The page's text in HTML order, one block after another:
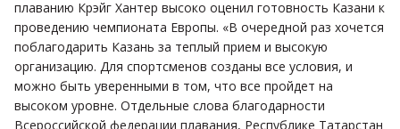
плаванию Крэйг Хантер высоко оценил готовность Казани к
проведению чемпионата Европы. «В очередной раз хочется
поблагодарить Казань за теплый прием и высокую
организацию. Для спортсменов созданы все условия, и
можно быть уверенными в том, что все пройдет на
высоком уровне. Отдельные слова благодарности
Всероссийской федерации плавания, Республике Татарстан